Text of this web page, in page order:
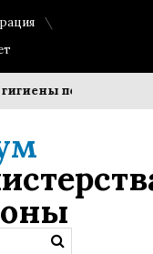
помогает